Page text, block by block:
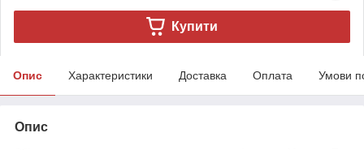
Купити
Опис Характеристики Доставка Оплата Умови
Опис